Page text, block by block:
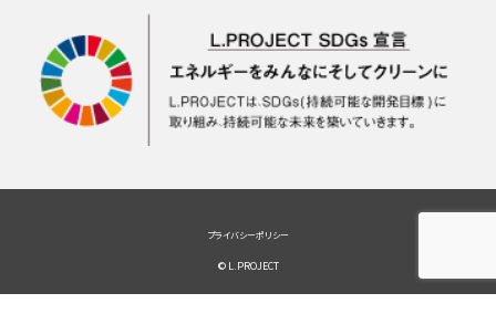
プライバシーポリシー
© L.PROJECT